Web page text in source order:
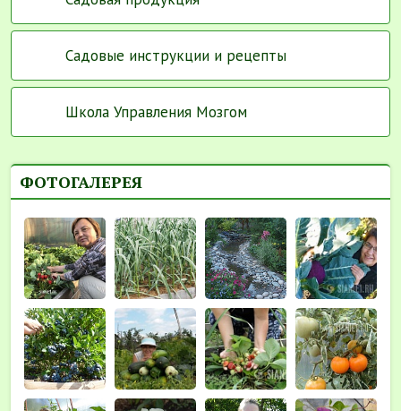
Садовые инструкции и рецепты
Школа Управления Мозгом
ФОТОГАЛЕРЕЯ